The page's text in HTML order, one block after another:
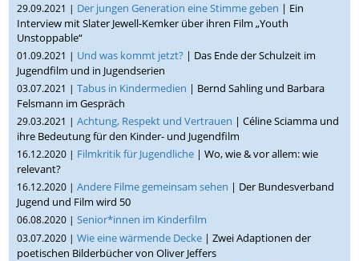
29.09.2021 | Der jungen Generation eine Stimme geben | Ein
Interview mit Slater Jewell-Kemker über ihren Film „Youth
Unstoppable“
01.09.2021 | Und was kommt jetzt? | Das Ende der Schulzeit im
Jugendfilm und in Jugendserien
03.07.2021 |Tabus in Kindermedien | Bernd Sahling und Barbara
Felsmann im Gespräch
29.03.2021 |Achtung, Respekt und Vertrauen | Céline Sciamma und
ihre Bedeutung für den Kinder- und Jugendfilm
16.12.2020 | Filmkritik für Jugendliche | Wo, wie & vor allem: wie
relevant?
16.12.2020 |Andere Filme gemeinsam sehen | Der Bundesverband
Jugend und Film wird 50
06.08.2020 |Senior*innen im Kinderfilm
03.07.2020 |Wie eine wärmende Decke | Zwei Adaptionen der
poetischen Bilderbücher von Oliver Jeffers